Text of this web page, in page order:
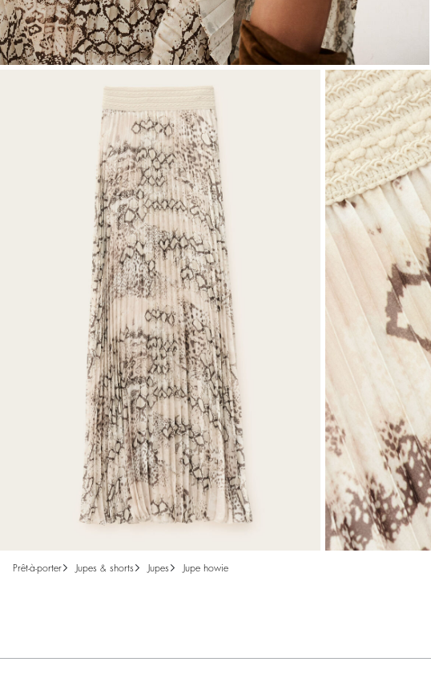
prêt-à-porter jupes & shorts jupes jupe howie